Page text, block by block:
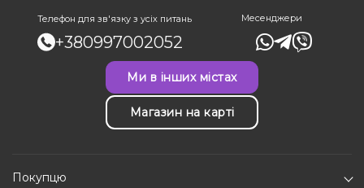
Телефон для зв'язку з усіх питань
+380997002052
Месенджери
Ми в інших містах
Магазин на карті
Покупцю